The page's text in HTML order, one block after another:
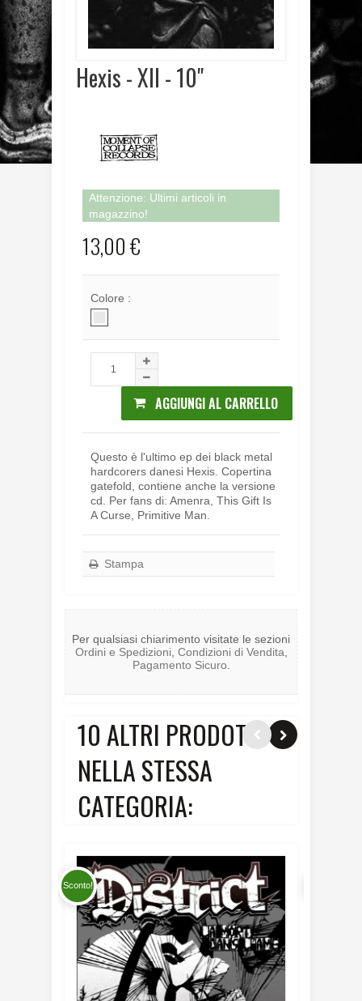
Hexis - XII - 10"
Attenzione: Ultimi articoli in
magazzino!
13,00 €
Colore :
AGGIUNGI AL CARRELLO
Questo è l'ultimo ep dei black metal
hardcorers danesi Hexis. Copertina
gatefold, contiene anche la versione
cd. Per fans di: Amenra, This Gift Is
A Curse, Primitive Man.
Stampa
Per qualsiasi chiarimento visitate le sezioni
Ordini e Spedizioni, Condizioni di Vendita,
Pagamento Sicuro.
10 ALTRI PRODOTTI
NELLA STESSA
CATEGORIA:
Sconto!